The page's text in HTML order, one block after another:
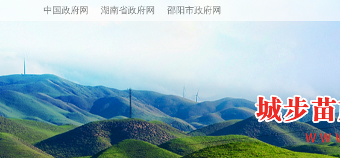
中国政府网 湖南省政府网 邵阳市政府网